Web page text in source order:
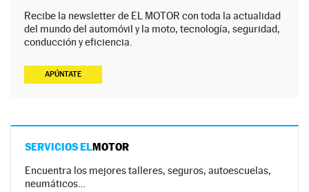
Recibe la newsletter de EL MOTOR con toda la actualidad
del mundo del automóvil y la moto, tecnología, seguridad,
conducción y eficiencia.
APÚNTATE
SERVICIOS ELMOTOR
Encuentra los mejores talleres, seguros, autoescuelas,
neumáticos…